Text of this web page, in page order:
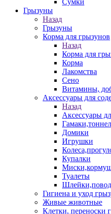
Сумки
Грызуны
Назад
Грызуны
Корма для грызунов
Назад
Корма для
Корма
Лакомства
Сено
Витамины,
Аксессуары для
Назад
Аксессуары
Домики
Игрушки
Купалки
Туалеты
Гигиена и уход
Живые животные
Клетки, переноски